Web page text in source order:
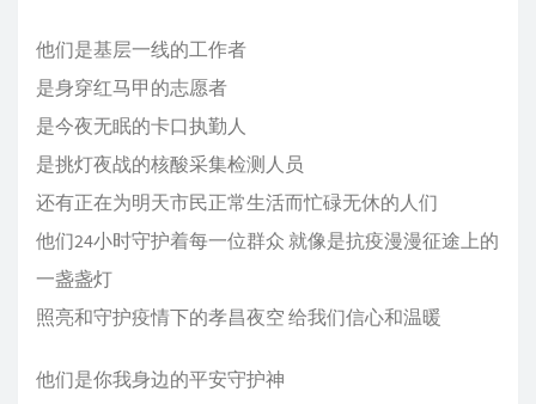
他们是基层一线的工作者
是身穿红马甲的志愿者
是今夜无眠的卡口执勤人
是挑灯夜战的核酸采集检测人员
还有正在为明天市民正常生活而忙碌无休的人们
他们24小时守护着每一位群众 就像是抗疫漫漫征途上的
一盏盏灯
照亮和守护疫情下的孝昌夜空 给我们信心和温暖
他们是你我身边的平安守护神